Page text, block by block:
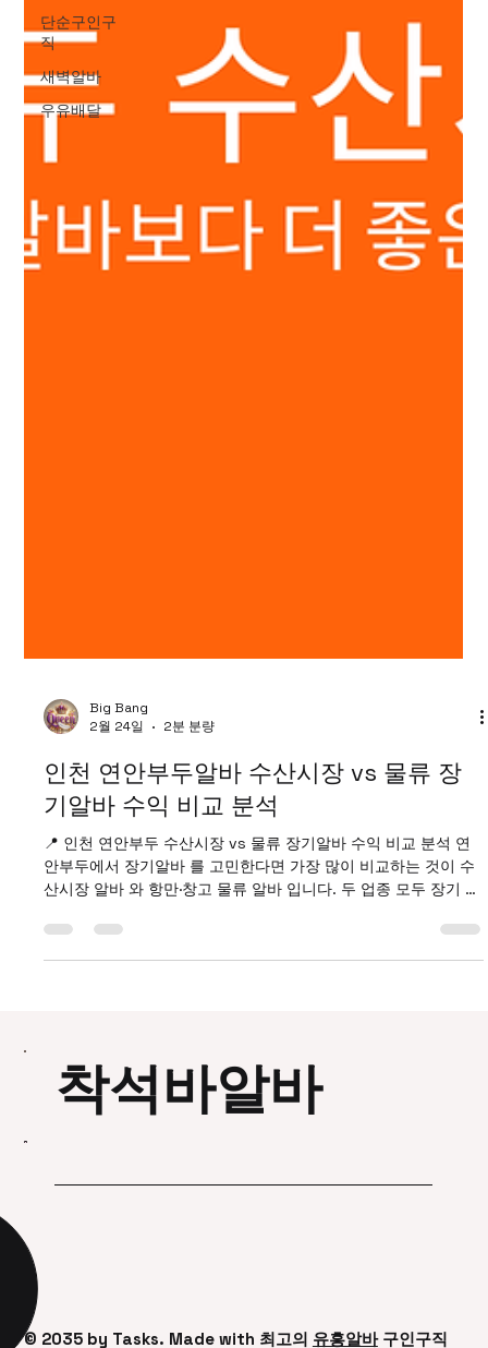
단순구인구
직
새벽알바
우유배달
2월 24일
2분 분량
인천 연안부두알바 수산시장 vs 물류 장
기알바 수익 비교 분석
📍 인천 연안부두 수산시장 vs 물류 장기알바 수익 비교 분석 연
산시장 알바 와 항만·창고 물류 알바 입니다. 두 업종 모두 장기 근
무 수요가 꾸준하지만, 연안부두알바 근무 환경·체력 소모·수익 구
매장 진열 손님 응대 택배 발송 준비 ✔ 수익 구조 시급은 최저시
급 이상에서 시작 숙련되면 시급 인상 가능 단골 고객 관리·판매까
지 맡으면 급여 상승 가능성 있음 일부 매장은 판매 인센티브 제
수분 많은 환
착석바알바